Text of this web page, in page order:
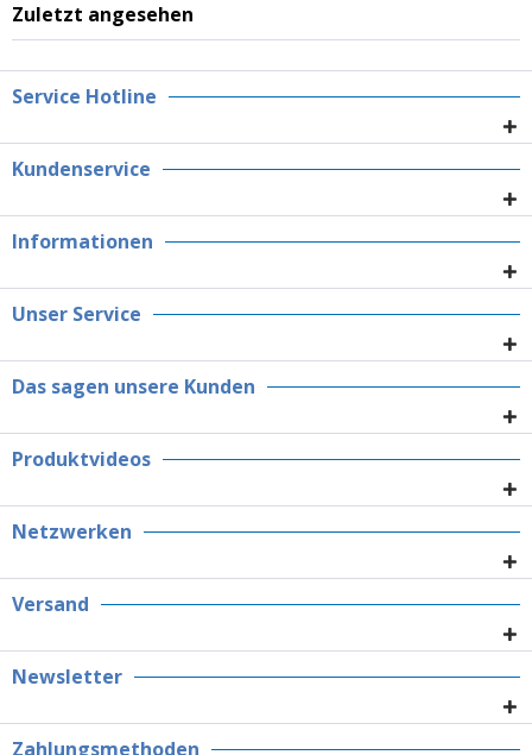
Zuletzt angesehen
Service Hotline
Kundenservice
Informationen
Unser Service
Das sagen unsere Kunden
Produktvideos
Netzwerken
Versand
Newsletter
Zahlungsmethoden